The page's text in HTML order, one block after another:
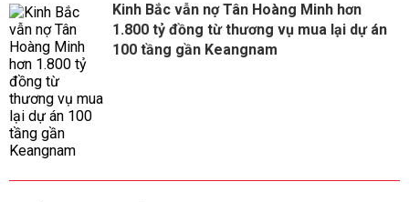
Kinh Bắc vẫn nợ Tân Hoàng Minh hơn
1.800 tỷ đồng từ thương vụ mua lại dự án
100 tầng gần Keangnam